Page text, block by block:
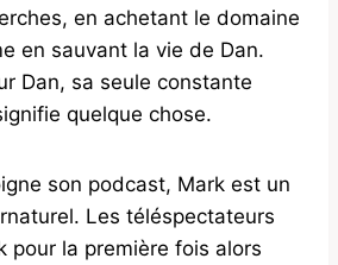
en achetant le domaine
en sauvant la vie de Dan.
Dan, sa seule constante
quelque chose.
son podcast, Mark est un
Les téléspectateurs
pour la première fois alors